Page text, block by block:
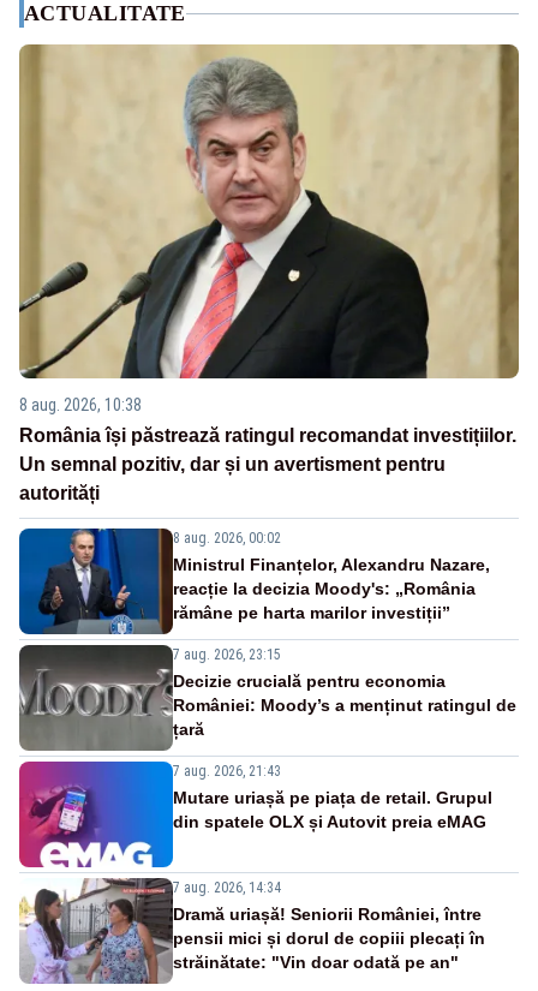
ACTUALITATE
8 aug. 2026, 10:38
România își păstrează ratingul recomandat investițiilor.
Un semnal pozitiv, dar și un avertisment pentru
autorități
8 aug. 2026, 00:02
Ministrul Finanțelor, Alexandru Nazare,
reacție la decizia Moody's: „România
rămâne pe harta marilor investiții”
7 aug. 2026, 23:15
Decizie crucială pentru economia
României: Moody’s a menținut ratingul de
țară
7 aug. 2026, 21:43
Mutare uriașă pe piața de retail. Grupul
din spatele OLX și Autovit preia eMAG
7 aug. 2026, 14:34
Dramă uriașă! Seniorii României, între
pensii mici și dorul de copiii plecați în
străinătate: "Vin doar odată pe an"